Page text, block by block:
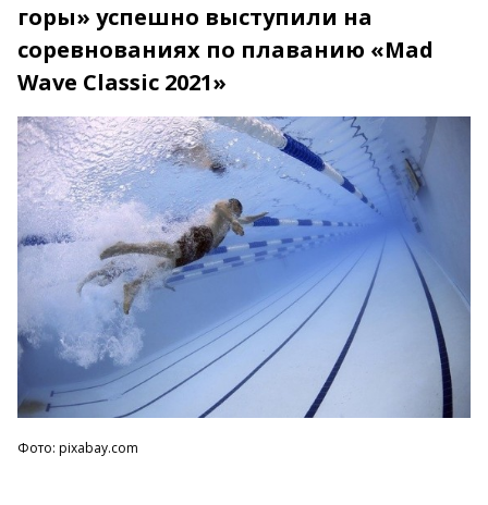
горы» успешно выступили на
соревнованиях по плаванию «Mad
Wave Classic 2021»
Фото: pixabay.com